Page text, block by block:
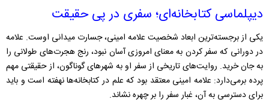
دیپلماسی کتابخانه‌ای؛ سفری در پی حقیقت
یکی از برجسته‌ترین ابعاد شخصیت علامه امینی، جسارت میدانی اوست. علامه
در دورانی که سفر کردن به معنای امروزی آسان نبود، رنج هجرت‌های طولانی را
به جان خرید. روایت‌های تاریخی از سفر او به شهرهای گوناگون، از حقیقتی مهم
پرده برمی‌دارد: علامه امینی معتقد بود که علم در کتابخانه‌ها نهفته است و باید
برای دسترسی به آن، غبار سفر را بر چهره نشاند.